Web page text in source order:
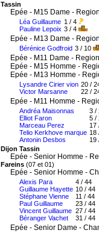
Tassin
Epée - M15 Dame -
Léa Guillaume
Pauline Lepoix
1 / 4
3 / 4
Epée - M13 Dame -
Bérénice Godfroid 3 / 10
Epée - M11 Dame -
Epée - M15 Homme -
Epée - M13 Homme -
Lysandre Cirier vion
Victor Marsanne
20 /
22 /
Epée - M11 Homme -
Andréa Maisonnas
Elliot Faron
Marceau Perez
Telio Kerkhove marque
Antonin Desbos
3 /
5 /
17
18
19
Dijon Tassin
Epée - Senior Homme -
Fareins (07 et 01)
Epée - Senior Homme -
Alexis Para
Guillaume Hayette
Stéphane Vienne
Paul Guillaume
Vincent Guillaume
Béranger Vachet
4 / 44
10 / 44
11 / 44
23 / 44
27 / 44
31 / 44
Epée - Senior Dame -